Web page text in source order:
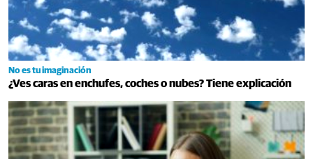
No es tu imaginación
¿Ves caras en enchufes, coches o nubes? Tiene explicación